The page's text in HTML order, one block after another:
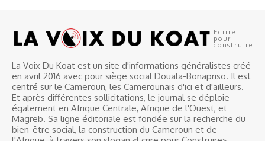
Ecrire
pour
construire
La Voix Du Koat est un site d'informations généralistes créé
en avril 2016 avec pour siège social Douala-Bonapriso. Il est
centré sur le Cameroun, les Camerounais d'ici et d'ailleurs.
Et après différentes sollicitations, le journal se déploie
également en Afrique Centrale, Afrique de l'Ouest, et
Magreb. Sa ligne éditoriale est fondée sur la recherche du
bien-être social, la construction du Cameroun et de